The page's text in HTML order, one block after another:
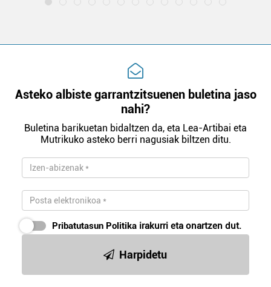
Asteko albiste garrantzitsuenen buletina jaso
nahi?
Buletina barikuetan bidaltzen da, eta Lea-Artibai eta
Mutrikuko asteko berri nagusiak biltzen ditu.
Pribatutasun Politika irakurri eta onartzen dut.
Harpidetu